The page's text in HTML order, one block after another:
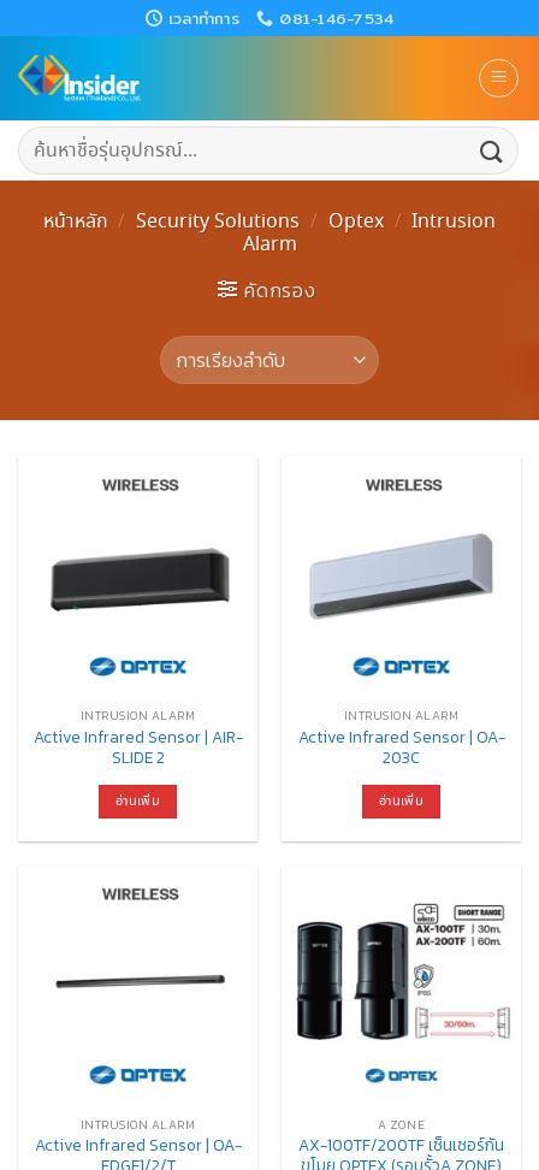
to
content
เวลาทำการ 081-146-7534
ค้นหา:
หน้าหลัก / Security Solutions / Optex / Intrusion
Alarm
คัดกรอง
INTRUSION ALARM
Active Infrared Sensor | AIR-
SLIDE 2
อ่านเพิ่ม
INTRUSION ALARM
Active Infrared Sensor | OA-
203C
อ่านเพิ่ม
INTRUSION ALARM
Active Infrared Sensor | OA-
A ZONE
AX-100TF/200TF เซ็นเซอร์กัน